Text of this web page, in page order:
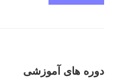
دوره های آموزشی